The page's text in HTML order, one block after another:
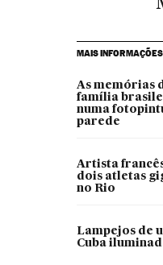
MAIS INFORMAÇÕES
As memórias
família
numa
parede
Artista
dois atletas
no Rio
Lampejos de
Cuba